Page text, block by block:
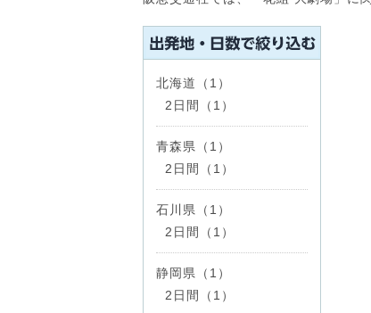
北海道（1）
2日間（1）
青森県（1）
2日間（1）
石川県（1）
2日間（1）
静岡県（1）
2日間（1）